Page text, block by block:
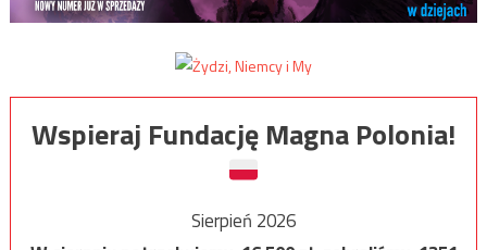
Wspieraj Fundację Magna Polonia!
Sierpień 2026